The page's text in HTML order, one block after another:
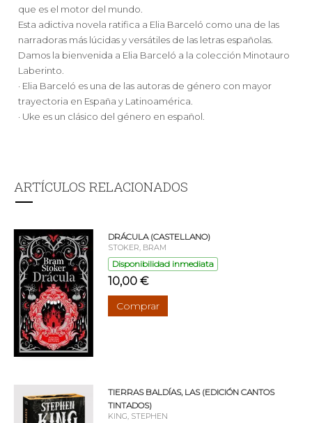
que es el motor del mundo.
Esta adictiva novela ratifica a Elia Barceló como una de las
narradoras más lúcidas y versátiles de las letras españolas.
Damos la bienvenida a Elia Barceló a la colección Minotauro
Laberinto.
· Elia Barceló es una de las autoras de género con mayor
trayectoria en España y Latinoamérica.
· Uke es un clásico del género en español.
ARTÍCULOS RELACIONADOS
DRÁCULA (CASTELLANO)
STOKER, BRAM
Disponibilidad inmediata
10,00 €
Comprar
TIERRAS BALDÍAS, LAS (EDICIÓN CANTOS
TINTADOS)
KING, STEPHEN